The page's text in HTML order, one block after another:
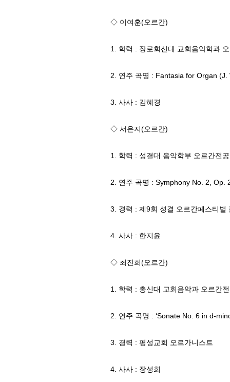
◇ 이여훈(오르간)
1. 학력 : 장로회신대 교회음악학과
2. 연주 곡명 : Fantasia for Organ (J.
3. 사사 : 김혜경
◇ 서은지(오르간)
1. 학력 : 성결대 음악학부 오르간전
2. 연주 곡명 : Symphony No. 2, Op.
3. 경력 : 제9회 성결 오르간페스티
4. 사사 : 한지윤
◇ 최진희(오르간)
1. 학력 : 총신대 교회음악과 오르간
2. 연주 곡명 : ‘Sonate No. 6 in d-
3. 경력 : 평성교회 오르가니스트
4. 사사 : 장성희